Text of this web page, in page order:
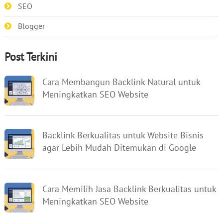
SEO
Blogger
Post Terkini
Cara Membangun Backlink Natural untuk
Meningkatkan SEO Website
Backlink Berkualitas untuk Website Bisnis
agar Lebih Mudah Ditemukan di Google
Cara Memilih Jasa Backlink Berkualitas untuk
Meningkatkan SEO Website